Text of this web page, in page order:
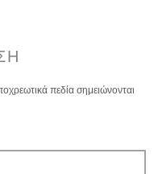
πεδία σημειώνονται